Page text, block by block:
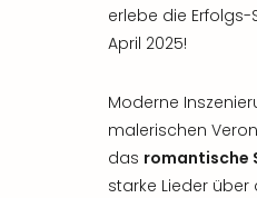
erlebe die Erfolgs-
April 2025!
Moderne
malerischen
das romantische
starke Lieder